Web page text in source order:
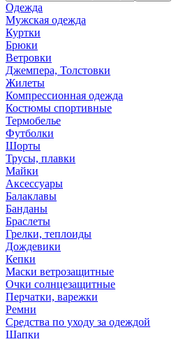
Одежда
Мужская одежда
Куртки
Брюки
Ветровки
Джемпера, Толстовки
Жилеты
Компрессионная одежда
Костюмы спортивные
Термобелье
Футболки
Шорты
Трусы, плавки
Майки
Аксессуары
Балаклавы
Банданы
Браслеты
Грелки, теплоиды
Дождевики
Кепки
Маски ветрозащитные
Очки солнцезащитные
Перчатки, варежки
Ремни
Средства по уходу за одеждой
Шапки